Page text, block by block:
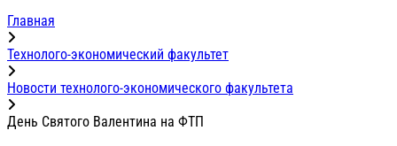
Главная
Технолого-экономический факультет
Новости технолого-экономического факультета
День Святого Валентина на ФТП